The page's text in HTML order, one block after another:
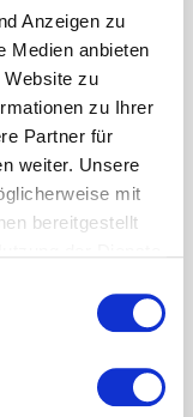
Anzeigen zu
Medien anbieten
Website zu
zu Ihrer
Partner für
weiter. Unsere
mit
bereitgestellt